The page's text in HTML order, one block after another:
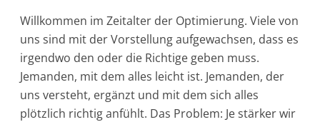
Willkommen im Zeitalter der Optimierung. Viele von
uns sind mit der Vorstellung aufgewachsen, dass es
irgendwo den oder die Richtige geben muss.
Jemanden, mit dem alles leicht ist. Jemanden, der
uns versteht, ergänzt und mit dem sich alles
plötzlich richtig anfühlt. Das Problem: Je stärker wir